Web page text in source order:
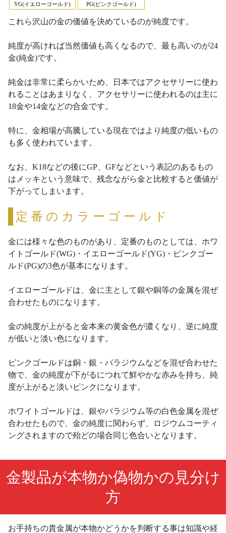
YG(イエローゴールド) PG(ピンクゴールド)
これら沢山の金の価値を決めているのが純度です。
純度が高ければ当然価値も高くなるので、最も高いのが24
金(純金)です。
純金は非常に柔らかいため、日本ではアクセサリーに使わ
れることはあまりなく、アクセサリーに使われるのは主に
18金や14金などの合金です。
特に、金相場が高騰している現在ではより純度の低いもの
も多く使われています。
なお、K18などの後にGP、GFなどという表記のあるもの
はメッキという意味で、残念ながら金と比較すると価値が
下がってしまいます。
定番のカラーゴールド
金には様々な色のものがあり、定番のものとしては、ホワ
イトゴールド(WG)・イエローゴールド(YG)・ピンクゴー
ルド(PG)の3色が基本になります。
イエローゴールドは、金に主として銀や銅等の金属を混ぜ
合わせたものになります。
金の純度が上がると金本来の黄金色が濃くなり、逆に純度
が低いと淡い色になります。
ピンクゴールドは銅・銀・パラジウムなどを混ぜ合わせた
物で、金の純度が下がるにつれて鮮やかな赤みを持ち、純
度が上がると淡いピンクになります。
ホワイトゴールドは、銀やパラジウム等の白色金属を混ぜ
合わせたもので、金の純度に関わらず、ロジウムコーティ
ングされますので殆どの場合同じ色合いとなります。
金製品が本物か偽物かの見分け
方
お手持ちの貴金属が本物かどうかを判断する事は知識や経